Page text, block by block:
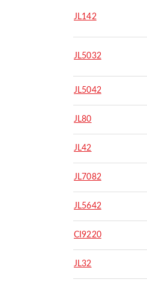
JL142
JL5032
JL5042
JL80
JL42
JL7082
JL5642
CI9220
JL32